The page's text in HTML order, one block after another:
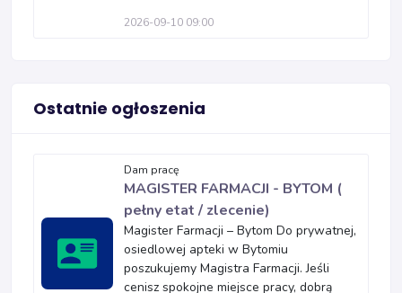
2026-09-10 09:00
Ostatnie ogłoszenia
Dam pracę
MAGISTER FARMACJI - BYTOM (
pełny etat / zlecenie)
Magister Farmacji – Bytom Do prywatnej,
osiedlowej apteki w Bytomiu
poszukujemy Magistra Farmacji. Jeśli
cenisz spokojne miejsce pracy, dobrą